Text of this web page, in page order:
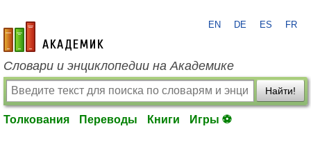
academic.ru
EN DE ES FR
Словари и энциклопедии на Академике
Найти!
Толкования Переводы Книги Игры ⚽